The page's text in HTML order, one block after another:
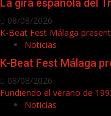
La gira española del
08/08/2026
K-Beat Fest Málaga
Noticias
K-Beat Fest Málaga
08/08/2026
Fundiendo el verano de
Noticias